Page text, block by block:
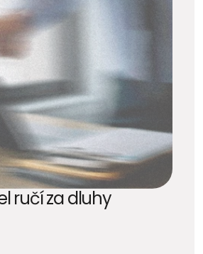
ručí za dluhy